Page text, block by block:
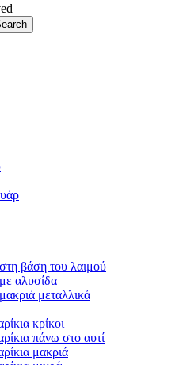
βάση του λαιμού
αλυσίδα
μεταλλικά
κρίκοι
πάνω στο αυτί
μακριά